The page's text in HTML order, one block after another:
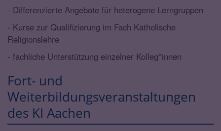
- Differenzierte Angebote für heterogene Lerngruppen
- Kurse zur Qualifizierung im Fach Katholische
Religionslehre
- fachliche Unterstützung einzelner Kolleg*innen
Fort- und
Weiterbildungsveranstaltungen
des KI Aachen